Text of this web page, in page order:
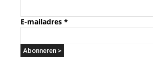
E-mailadres *